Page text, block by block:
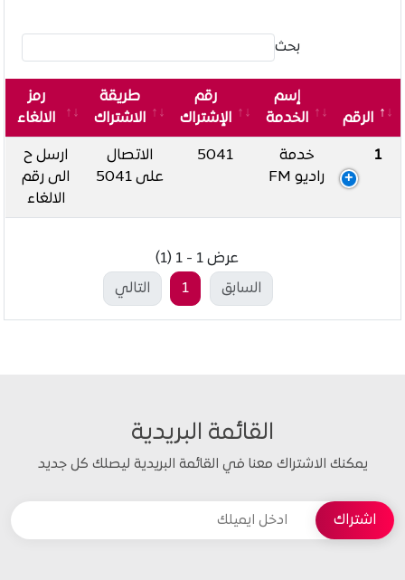
بحث
الرقم
إسم
الخدمة
رقم
الإشتراك
طريقة
الاشتراك
رمز
الالغاء
1
خدمة
راديو FM
5041
الاتصال
على 5041
ارسل ح
الى رقم
الالغاء
عرض 1 - 1 (1)
السابق
1 التالي
القائمة البريدية
يمكنك الاشتراك معنا في القائمة البريدية ليصلك كل جديد